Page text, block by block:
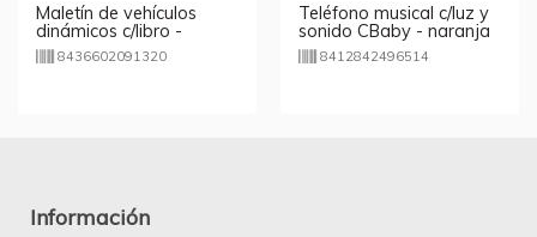
Maletín de vehículos
dinámicos c/libro -
Coches
8436602091320
Teléfono musical c/luz y
sonido CBaby - naranja
8412842496514
Información